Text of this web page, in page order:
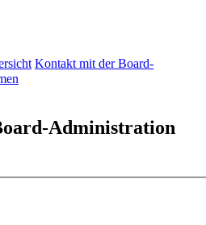
Kontakt mit der Board-
Administration